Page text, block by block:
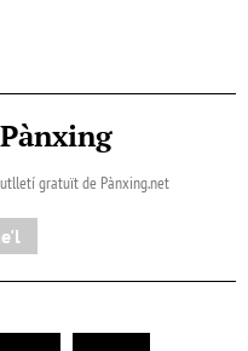
gratuït de Pànxing.net​